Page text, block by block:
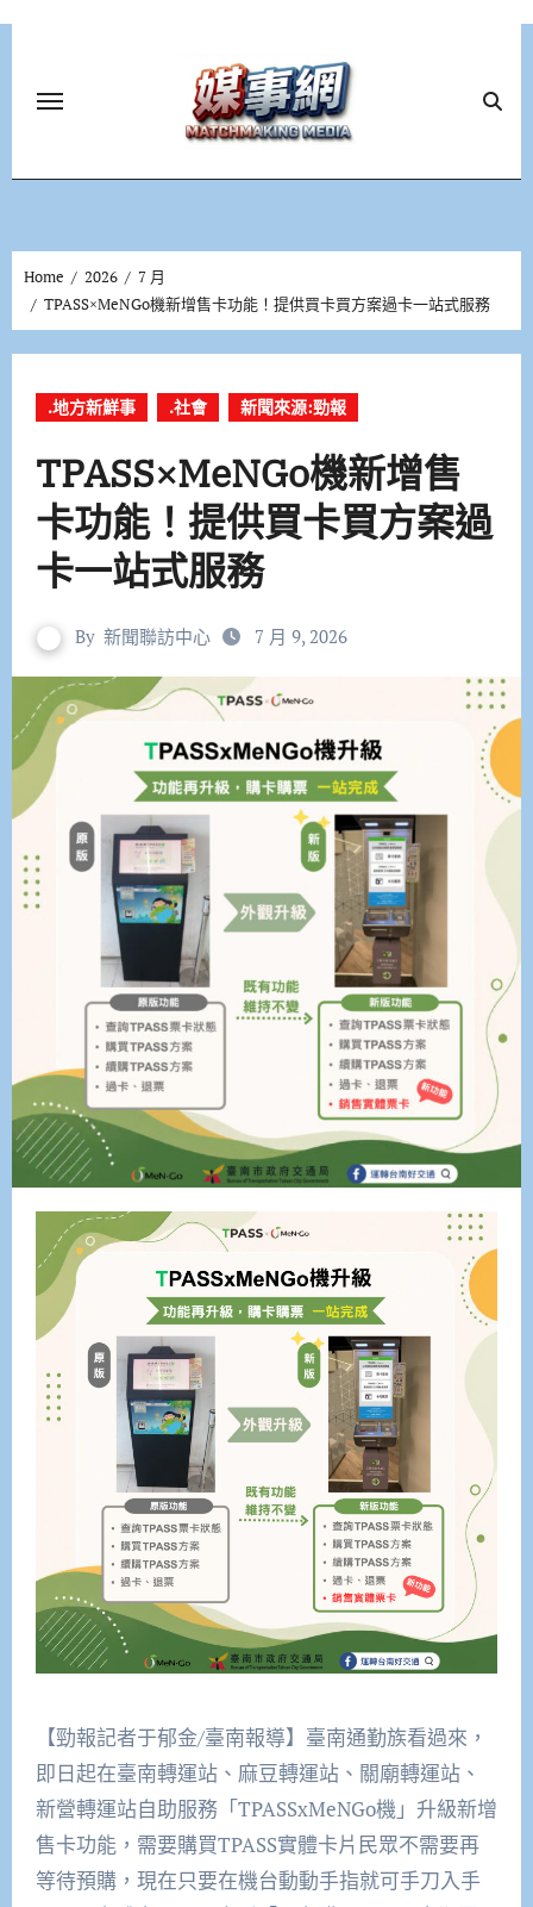
Home 2026
7 月
TPASS×MeNGo機新增售卡功能！提供買卡買方案過卡一站式服務
.地方新鮮事 .社會 新聞來源:勁報
TPASS×MeNGo機新增售
卡功能！提供買卡買方案過
卡一站式服務
By 新聞聯訪中心 7 月 9, 2026
【勁報記者于郁金/臺南報導】臺南通勤族看過來，
即日起在臺南轉運站、麻豆轉運站、關廟轉運站、
新營轉運站自助服務「TPASSxMeNGo機」升級新增
售卡功能，需要購買TPASS實體卡片民眾不需要再
等待預購，現在只要在機台動動手指就可手刀入手